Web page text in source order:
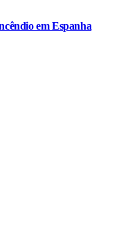
em Espanha